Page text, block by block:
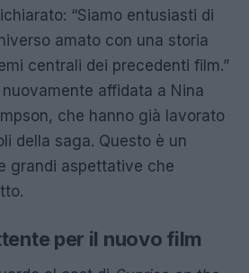
“Siamo entusiasti di
amato con una storia
centrali dei precedenti film.”
affidata a Nina
che hanno già lavorato
della saga. Questo è un
grandi aspettative che
per il nuovo film